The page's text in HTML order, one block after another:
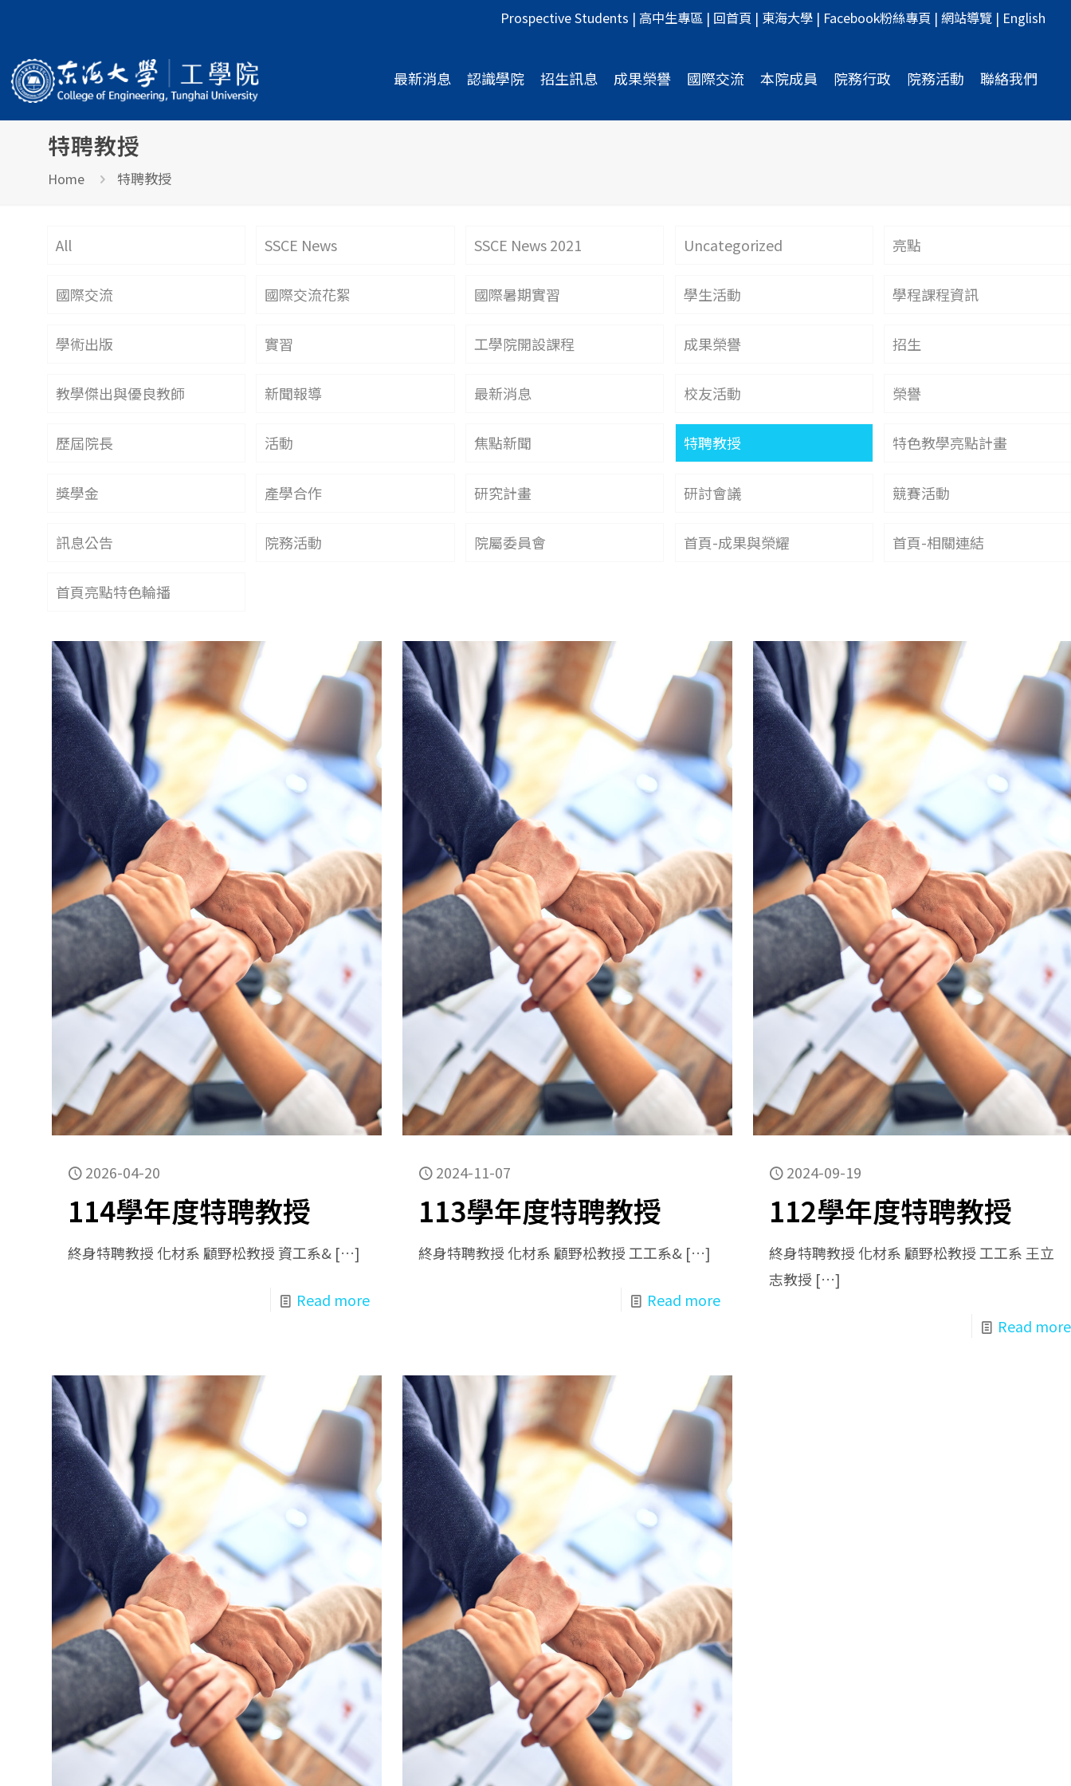
Prospective Students | 高中生專區 | 回首頁 | 東海大學 | Facebook粉絲專頁 | 網站導覽 | English
最新消息 認識學院 招生訊息 成果榮譽 國際交流 本院成員 院務行政 院務活動 聯絡我們
特聘教授
Home 特聘教授
All SSCE News SSCE News 2021 Uncategorized 亮點
國際交流 國際交流花絮 國際暑期實習 學生活動 學程課程資訊
學術出版 實習 工學院開設課程 成果榮譽 招生
教學傑出與優良教師 新聞報導 最新消息 校友活動 榮譽
歷屆院長 活動 焦點新聞 特聘教授 特色教學亮點計畫
獎學金 產學合作 研究計畫 研討會議 競賽活動
訊息公告 院務活動 院屬委員會 首頁-成果與榮耀 首頁-相關連結
首頁亮點特色輪播
2026-04-20
114學年度特聘教授
終身特聘教授 化材系 顧野松教授 資工系& […]
Read more
2024-11-07
113學年度特聘教授
終身特聘教授 化材系 顧野松教授 工工系& […]
Read more
2024-09-19
112學年度特聘教授
終身特聘教授 化材系 顧野松教授 工工系 王立
志教授 […]
Read more